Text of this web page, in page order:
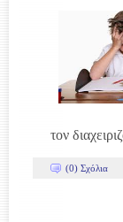
τον
(0) Σχόλια